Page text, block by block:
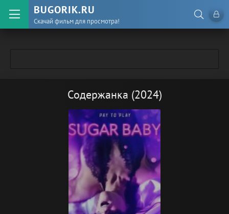
BUGORIK.RU
Скачай фильм для просмотра!
Содержанка (2024)